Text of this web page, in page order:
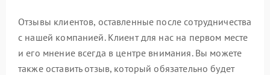
Отзывы клиентов, оставленные после сотрудничества
с нашей компанией. Клиент для нас на первом месте
и его мнение всегда в центре внимания. Вы можете
также оставить отзыв, который обязательно будет